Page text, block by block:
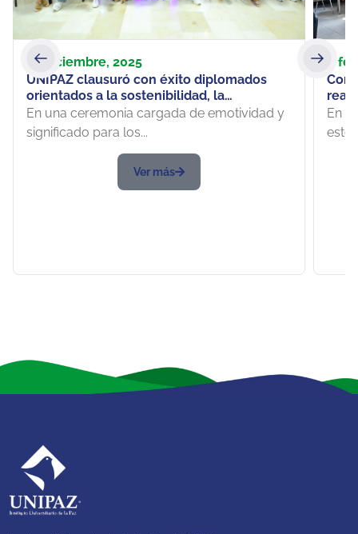
29 diciembre, 2025
UNIPAZ clausuró con éxito diplomados
orientados a la sostenibilidad, la
educación y el bienestar del territorio
En una ceremonia cargada de emotividad y
significado para los...
Ver más
6
Con
los
En